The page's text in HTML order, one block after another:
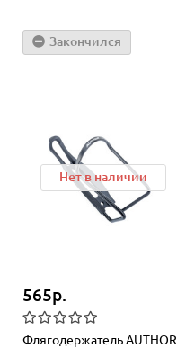
Закончился
Нет в наличии
565р.
Флягодержатель AUTHOR